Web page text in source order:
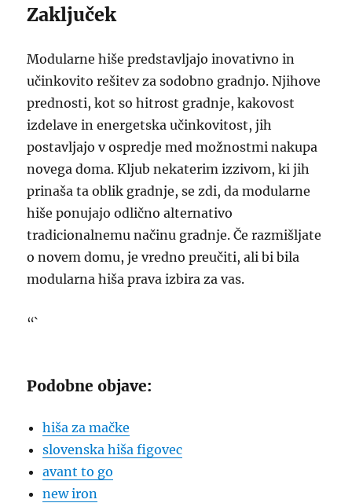
Zaključek
Modularne hiše predstavljajo inovativno in
učinkovito rešitev za sodobno gradnjo. Njihove
prednosti, kot so hitrost gradnje, kakovost
izdelave in energetska učinkovitost, jih
postavljajo v ospredje med možnostmi nakupa
novega doma. Kljub nekaterim izzivom, ki jih
prinaša ta oblik gradnje, se zdi, da modularne
hiše ponujajo odlično alternativo
tradicionalnemu načinu gradnje. Če razmišljate
o novem domu, je vredno preučiti, ali bi bila
modularna hiša prava izbira za vas.
“`
Podobne objave:
hiša za mačke
slovenska hiša figovec
avant to go
new iron